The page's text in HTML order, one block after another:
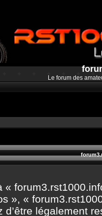
Le forum des
«
», «
d’être légalement